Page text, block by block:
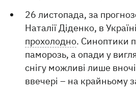
26 листопада, за
Наталії Діденко, в
прохолодно. Синоптики
паморозь, а опади у
снігу можливі лише
ввечері – на крайньому